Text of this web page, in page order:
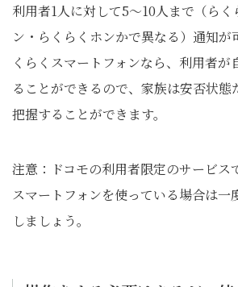
利用者1人に対して5～10人まで（らく
ン・らくらくホンかで異なる）通知が
くらくスマートフォンなら、利用者が
ることができるので、家族は安否状態
把握することができます。
注意：ドコモの利用者限定のサービス
スマートフォンを使っている場合は一
しましょう。